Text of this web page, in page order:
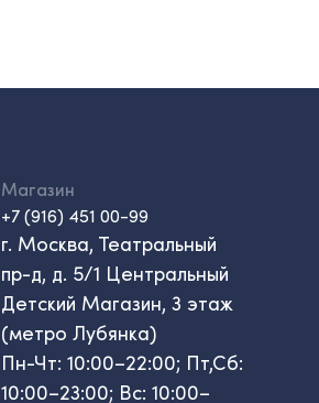
Магазин
+7 (916) 451 00-99
г. Москва, Театральный
пр-д, д. 5/1 Центральный
Детский Магазин, 3 этаж
(метро Лубянка)
Пн-Чт: 10:00–22:00; Пт,Сб:
10:00–23:00; Вс: 10:00–